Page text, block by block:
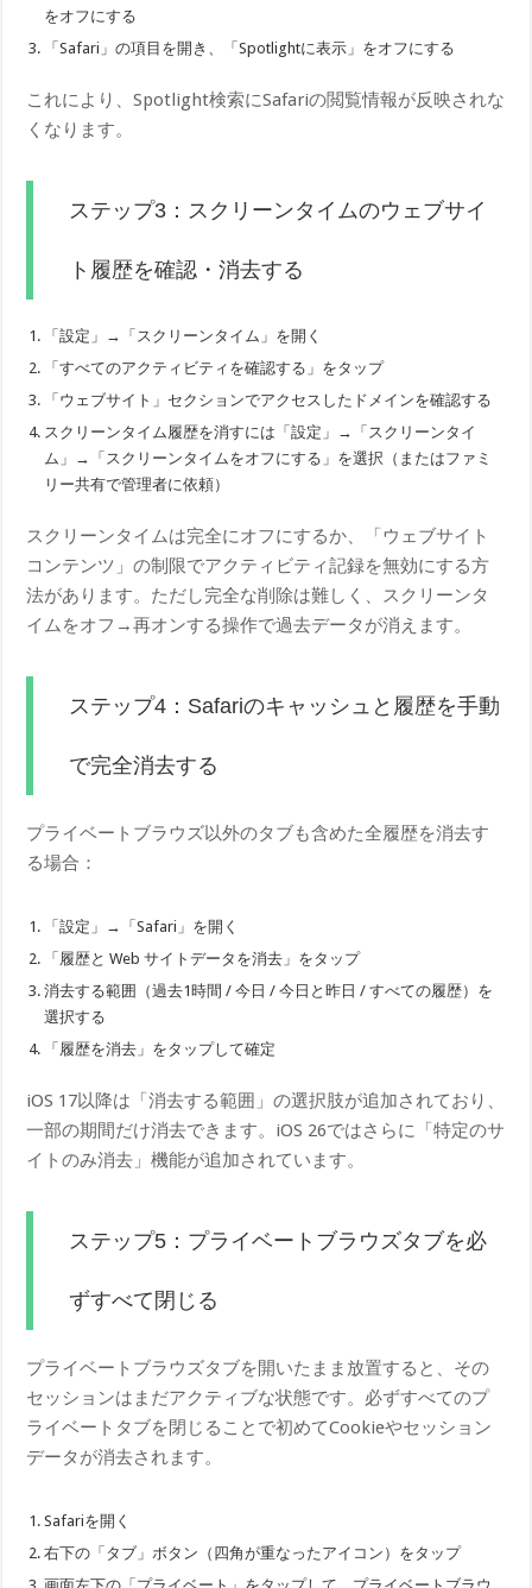
をオフにする
「Safari」の項目を開き、「Spotlightに表示」をオフにする
これにより、Spotlight検索にSafariの閲覧情報が反映されな
くなります。
ステップ3：スクリーンタイムのウェブサイ
ト履歴を確認・消去する
「設定」→「スクリーンタイム」を開く
「すべてのアクティビティを確認する」をタップ
「ウェブサイト」セクションでアクセスしたドメインを確認する
スクリーンタイム履歴を消すには「設定」→「スクリーンタイ
ム」→「スクリーンタイムをオフにする」を選択（またはファミ
リー共有で管理者に依頼）
スクリーンタイムは完全にオフにするか、「ウェブサイト
コンテンツ」の制限でアクティビティ記録を無効にする方
法があります。ただし完全な削除は難しく、スクリーンタ
イムをオフ→再オンする操作で過去データが消えます。
ステップ4：Safariのキャッシュと履歴を手動
で完全消去する
プライベートブラウズ以外のタブも含めた全履歴を消去す
る場合：
「設定」→「Safari」を開く
「履歴と Web サイトデータを消去」をタップ
消去する範囲（過去1時間 / 今日 / 今日と昨日 / すべての履歴）を
選択する
「履歴を消去」をタップして確定
iOS 17以降は「消去する範囲」の選択肢が追加されており、
一部の期間だけ消去できます。iOS 26ではさらに「特定のサ
イトのみ消去」機能が追加されています。
ステップ5：プライベートブラウズタブを必
ずすべて閉じる
プライベートブラウズタブを開いたまま放置すると、その
セッションはまだアクティブな状態です。必ずすべてのプ
ライベートタブを閉じることで初めてCookieやセッション
データが消去されます。
Safariを開く
右下の「タブ」ボタン（四角が重なったアイコン）をタップ